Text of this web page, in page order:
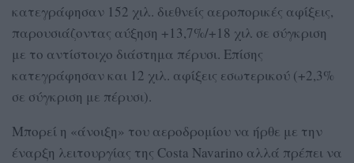
κατεγράφησαν 152 χιλ. διεθνείς αεροπορικές αφίξεις,
παρουσιάζοντας αύξηση +13,7%/+18 χιλ σε σύγκριση
με το αντίστοιχο διάστημα πέρυσι. Επίσης
κατεγράφησαν και 12 χιλ. αφίξεις εσωτερικού (+2,3%
σε σύγκριση με πέρυσι).
Μπορεί η «άνοιξη» του αεροδρομίου να ήρθε με την
έναρξη λειτουργίας της Costa Navarino αλλά πρέπει να